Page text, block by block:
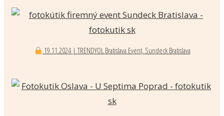
19.11.2024 | TRENDYOL Bratislava Event, Sundeck Bratislava